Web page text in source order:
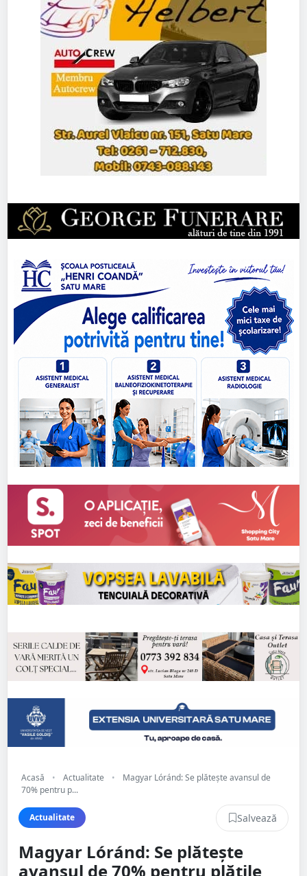
Acasă • Actualitate •
Magyar Lóránd: Se plătește avansul de
70% pentru p...
Actualitate Salvează
Magyar Lóránd: Se plătește
avansul de 70% pentru plățile